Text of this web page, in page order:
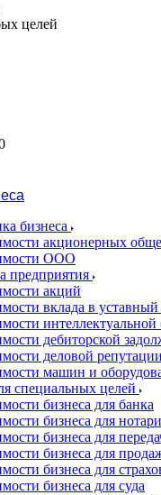
целей
бизнеса
акционерных
ООО
предприятия
акций
вклада в уставный
интеллектуальной
дебиторской
деловой репутации
машин и
специальных целей
бизнеса для банка
бизнеса для
бизнеса для
бизнеса для
бизнеса для
бизнеса для суда